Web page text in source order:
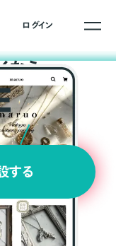
ログイン
なら
する